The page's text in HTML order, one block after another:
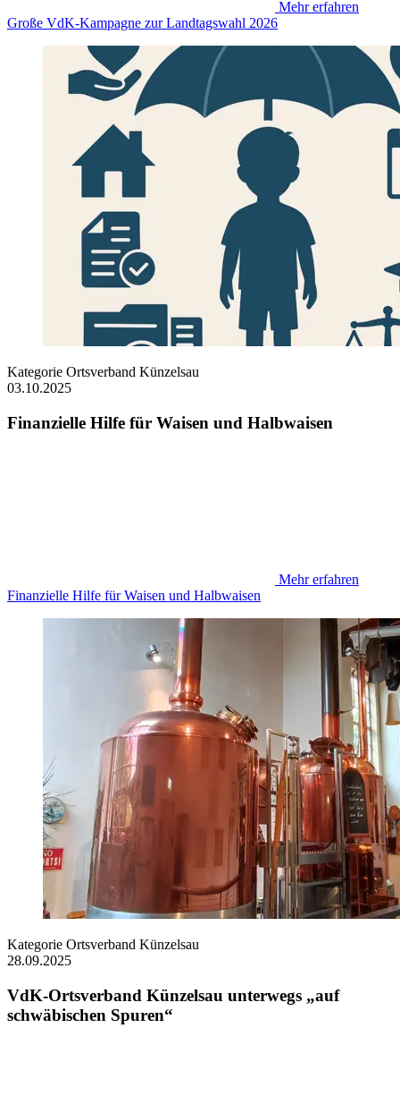
Mehr erfahren
Große VdK-Kampagne zur Landtagswahl 2026
Kategorie Ortsverband Künzelsau
03.10.2025
Finanzielle Hilfe für Waisen und Halbwaisen
Mehr erfahren
Finanzielle Hilfe für Waisen und Halbwaisen
Kategorie Ortsverband Künzelsau
28.09.2025
VdK-Ortsverband Künzelsau unterwegs „auf
schwäbischen Spuren“